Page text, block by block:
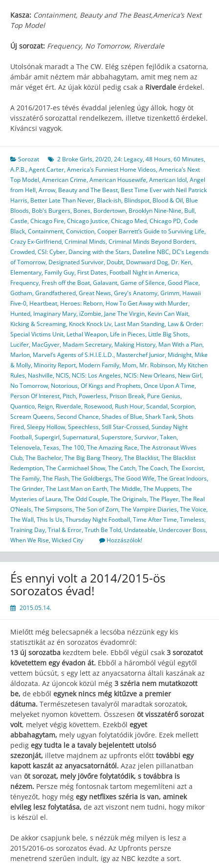
Kasza: Containment, Beauty and The Beast,America’s Next
Top Model
Új sorozat: Frequency, No Tomorrow, Riverdale
Utolsónak maradt a The CW. Elég szépen fejlődik a csatorna,
ámbár amit néztem már abbahagytam, amit meg nem az
már véget ért. Az újak közül pedig csak a Riverdale érdekel.
A 2016/2017-es tévés évaddal jelenleg úgy állok, hogy öt
visszatérő sorozattal rendelkezem, illetve tizenkettő érdekel.
Kíváncsi vagyok.
Sorozat 2 Broke Girls,20/20,24: Legacy,48 Hours,60 Minutes,
A.P.B.,Agent Carter,America’s Funniest Home Videos,America’s Next
Top Model,American Crime,American Housewife,American Idol,Angel
from Hell,Arrow, Beauty and The Beast, Best Time Ever with Neil Patrick
Harris, Better Late Than Never, Black-ish, Blindspot, Blood & Oil, Blue
Bloods, Bob's Burgers, Bones, Bordertown, Brooklyn Nine-Nine, Bull,
Castle,Chicago Fire,Chicago Justice,Chicago Med,Chicago PD,Code
Black,Containment,Conviction,Cooper Barrett’s Guide to Surviving Life,
Crazy Ex-Girlfriend,Criminal Minds,Criminal Minds Beyond Borders,
Crowded,CSI: Cyber, Dancing with the Stars, Dateline NBC, DC’s Legends
of Tomorrow, Designated Survivor, Doubt, Downward Dog, Dr. Ken,
Elementary, Family Guy, First Dates, Football Night in America,
Frequency, Fresh off the Boat,Galavant,Game of Silence,Good Place,
Gotham,Grandfathered,Great News,Grey's Anatomy,Grimm, Hawaii
Five-0, Heartbeat, Heroes: Reborn, How To Get Away with Murder,
Hunted, Imaginary Mary, iZombie,Jane The Virgin, Kevin Can Wait,
Kicking & Screaming, Knock Knock Liv, Last Man Standing, Law & Order:
Special Victims Unit, Lethal Weapon, Life in Pieces, Little Big Shots,
Lucifer, MacGyver, Madam Secretary, Making History, Man With a Plan,
Marlon, Marvel’s Agents of S.H.I.E.L.D., Masterchef Junior, Midnight, Mike
& Molly, Minority Report, Modern Family, Mom, Mr. Robinson, My Kitchen
Rules, Nashville, NCIS, NCIS: Los Angeles, NCIS: New Orleans, New Girl,
No Tomorrow, Notorious,Of Kings and Prophets,Once Upon A Time,
Person Of Interest, Pitch, Powerless, Prison Break, Pure Genius,
Quantico, Reign, Riverdale, Rosewood, Rush Hour,Scandal,Scorpion,
Scream Queens,Second Chance,Shades of Blue,Shark Tank,Shots
Fired,Sleepy Hollow,Speechless,Still Star-Crossed,Sunday Night
Football,Supergirl,Supernatural,Superstore,Survivor,Taken,
Telenovela,Texas,The 100,The Amazing Race,The Astronaut Wives
Club,The Bachelor,The Big Bang Theory,The Blacklist,The Blacklist
Redemption,The Carmichael Show,The Catch,The Coach,The Exorcist,
The Family,The Flash,The Goldbergs,The Good Wife,The Great Indoors,
The Grinder,The Last Man on Earth,The Middle,The Muppets,The
Mysteries of Laura,The Odd Couple,The Originals,The Player,The Real
O’Neals,The Simpsons,The Son of Zorn,The Vampire Diaries,The Voice,
The Wall,This Is Us,Thursday Night Football,Time After Time,Timeless,
Training Day,Trial & Error,Truth Be Told, Undateable, Undercover Boss,
When We Rise,Wicked City Hozzászólok!
És ennyi volt a 2014/2015-ös
sorozatos évad!
2015.05.14.
Mielőtt még belecsapnék a lecsóba nézzünk egy kis
statisztikát az én sorozatos évadomról:
13 új sorozatba kezdtem bele. Ebből végül csak 3 sorozatot
követettem egy évadon át. Ebből a háromból végül egytől
vettem búcsút, s egy lett az anyacsatorna általi kaszának az
áldozata. Az újoncok közül még 3 széria nem mutatkozott
be, de ebből egynek nincs még kitűzve a premier
dátuma. Természetesen tavalyról maradtak sorozatok,
melyeket nyomon követtem. Összesen öt visszatérő sorozat
volt, melyet végig követtem. Ezekből egyet
abbahagytam, mely ugyan folytatódik jövőre. Ezek mellett
pedig egy tudta le a tavaly bejelentett utolsó
szezonját, illetve majdnem az upfronts előtt további egy
kapott kaszát az anyacsatornától. Azaz jelen pillanatban
van öt sorozat, mely jövőre folytatódik, s továbbra is
nézem. Persze még fontosnak tartom megemlíteni azt a
tényezőt, hogy még egy netflixes széria is van, aminek
elvileg lesz folytatása, de azt viszont nem tudni, hogy mikor
is készül el.
De akkor csapjunk bele, s nézzük még milyen is lesz a
2015/2016-os sorozatos évad. Az Upfronts persze
menetrend szerűen indult, így az NBC kezdte a sort.